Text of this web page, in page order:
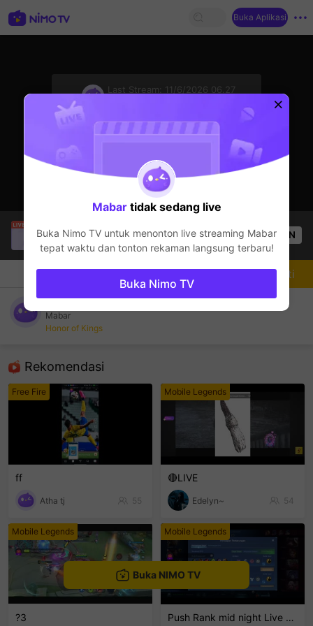
Buka Aplikasi
Last Stream:
11/6/2026 06.27
Thầy Giáo Mười
sedang siaran langsung!
League of Legends
4.5k Penonton OPEN
Chat Streamer
Mabar
Honor of Kings
Rekomendasi
Free Fire
ff
Atha tj 55
Mobile Legends
🔴LIVE
Edelyn~ 54
Mobile Legends
?3
Mobile Legends
Push Rank mid night Live Channel
Mengikuti
Buka NIMO TV
Mabartidak sedang live
Buka Nimo TV untuk menonton live streaming Mabar
tepat waktu dan tonton rekaman langsung terbaru!
Buka Nimo TV
sentinelEnd